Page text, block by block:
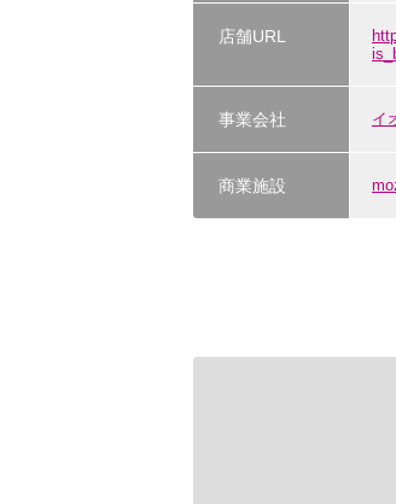
店舗URL
事業会社 イ
商業施設